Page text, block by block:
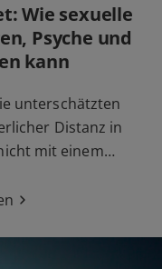
Wie sexuelle
Psyche und
kann
unterschätzten
Distanz in
mit einem…